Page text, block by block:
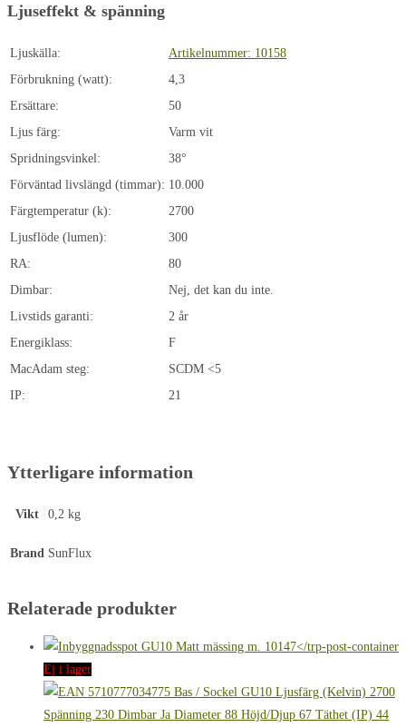
Ljuseffekt & spänning
Ljuskälla:
Artikelnummer: 10158
Förbrukning (watt):
4,3
Ersättare:
50
Ljus färg:
Varm vit
Spridningsvinkel:
38°
Förväntad livslängd (timmar): 10.000
Färgtemperatur (k):
2700
Ljusflöde (lumen):
300
RA:
80
Dimbar:
Nej, det kan du inte.
Livstids garanti:
2 år
Energiklass:
F
MacAdam steg:
SCDM <5
IP:
21
Ytterligare information
Vikt 0,2 kg
Brand SunFlux
Relaterade produkter
Ej i lager